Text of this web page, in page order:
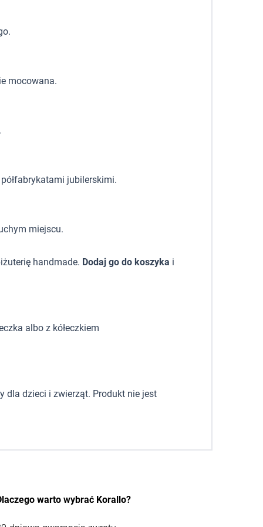
mocowana.
jubilerskimi.
miejscu.
handmade. Dodaj go do koszyka i
albo z kółeczkiem
dla dzieci i zwierząt. Produkt nie jest
warto wybrać Korallo?